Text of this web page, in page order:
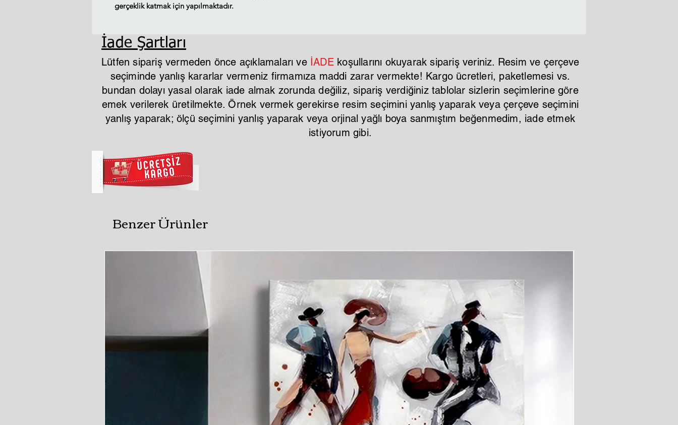
gerçeklik katmak için yapılmaktadır.
İade Şartları
Lütfen sipariş vermeden önce açıklamaları ve İADEkoşullarını okuyarak sipariş veriniz. Resim ve çerçeve
seçiminde yanlış kararlar vermeniz firmamıza maddi zarar vermekte! Kargo ücretleri, paketlemesi vs.
bundan dolayı yasal olarak iade almak zorunda değiliz, sipariş verdiğiniz tablolar sizlerin seçimlerine göre
emek verilerek üretilmekte. Örnek vermek gerekirse resim seçimini yanlış yaparak veya çerçeve seçimini
yanlış yaparak; ölçü seçimini yanlış yaparak veya orjinal yağlı boya sanmıştım beğenmedim, iade etmek
istiyorum gibi.
Benzer Ürünler